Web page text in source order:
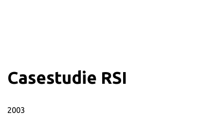
Casestudie RSI
2003